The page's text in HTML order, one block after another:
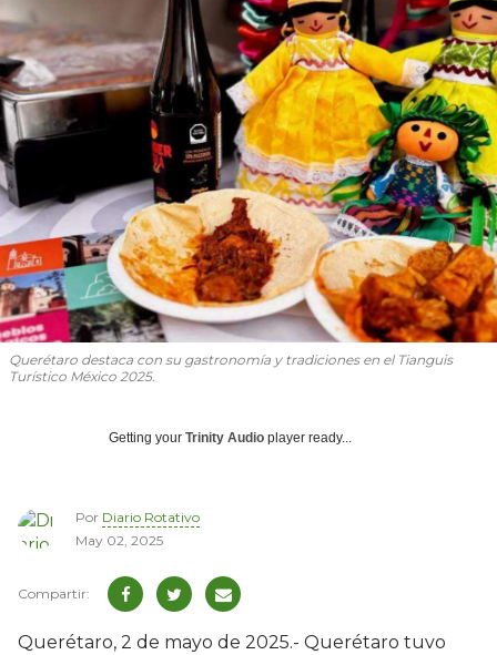
Querétaro destaca con su gastronomía y tradiciones en el Tianguis
Turístico México 2025.
Getting your Trinity Audio player ready...
Por Diario Rotativo
May 02, 2025
Querétaro, 2 de mayo de 2025.- Querétaro tuvo